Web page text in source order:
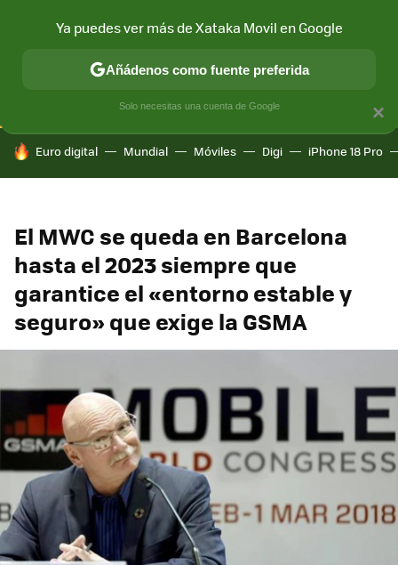
CONECTIVIDAD MÓVIL Y SOCIEDAD APLICACIONES
HOY SE HABLA DE
Euro digital Mundial Móviles Digi iPhone 18 Pro
El MWC se queda en Barcelona
hasta el 2023 siempre que
garantice el «entorno estable y
seguro» que exige la GSMA
×
Ya puedes ver más de Xataka Movil en Google
Añádenos como fuente preferida
Solo necesitas una cuenta de Google